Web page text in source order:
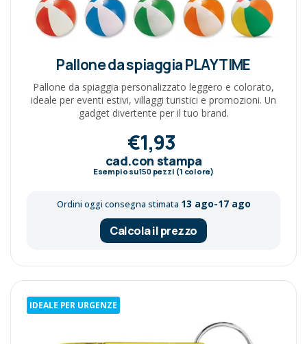
Pallone da spiaggia PLAYTIME
Pallone da spiaggia personalizzato leggero e colorato,
ideale per eventi estivi, villaggi turistici e promozioni. Un
gadget divertente per il tuo brand.
€1,93
cad.con stampa
Esempio su150pezzi (1 colore)
Ordini oggi consegna stimata 13 ago-17 ago
Calcola il prezzo
IDEALE PER URGENZE